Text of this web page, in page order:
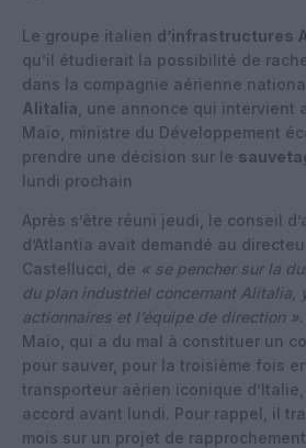
Le groupe italien d’infrastructures
qu’il étudierait la possibilité de
dans la compagnie aérienne
Alitalia , une annonce qui intervient
Maio, ministre du Développement
prendre une décision sur le
lundi prochain
Après s’être réuni jeudi, le conseil
d’Atlantia avait demandé au
Castellucci, de « se pencher sur la
du plan industriel concernant Alitalia,
actionnaires et l’équipe de direction »
Maio, qui a du mal à constituer un
pour sauver, pour la troisième fois
transporteur aérien iconique
accord avant lundi. Pour rappel, il
mois sur un projet de